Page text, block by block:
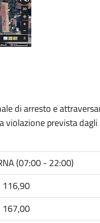
di arresto e
violazione prevista
(07:00 - 22:00)
116,90
167,00